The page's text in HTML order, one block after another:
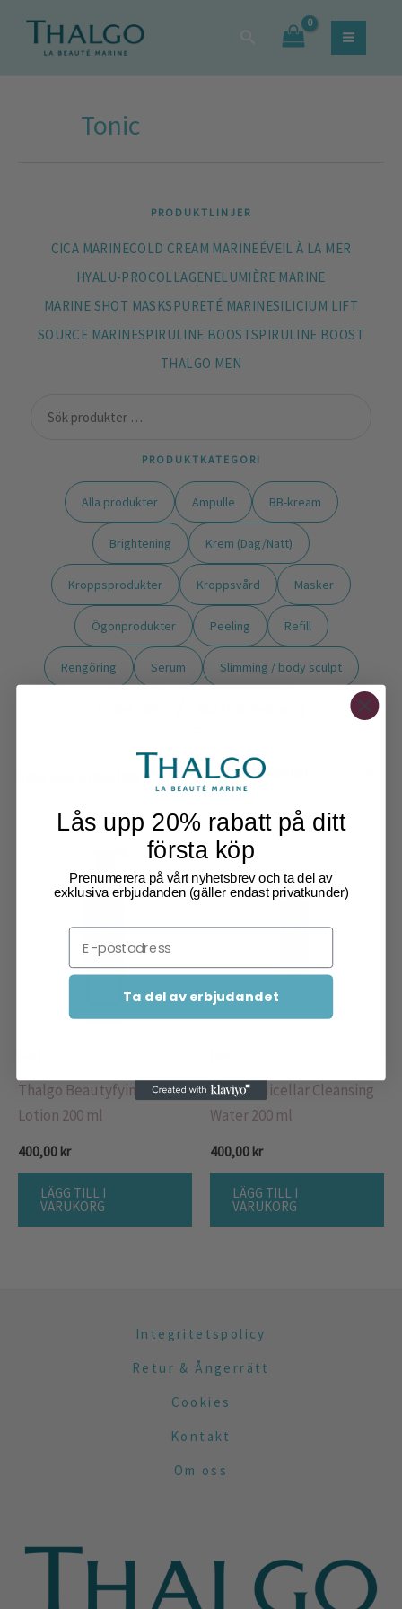
innehåll
Tonic
PRODUKTLINJER
CICA MARINECOLD CREAM MARINEÉVEIL À LA MER
HYALU-PROCOLLAGENELUMIÈRE MARINE
MARINE SHOT MASKS PURETÉ MARINESILICIUM LIFT
SOURCE MARINESPIRULINE BOOSTSPIRULINE BOOST
THALGO MEN
efter:
PRODUKTKATEGORI
Alla produkter Ampulle BB-kream
Brightening Krem (Dag/Natt)
Kroppsprodukter Kroppsvård Masker
Ögonprodukter Peeling Refill
Rengöring Serum Slimming / body sculpt
efter
popularitet
Thalgo Beautyfying Tonic
Lotion 200 ml
400,00 kr
LÄGG TILL I
VARUKORG
Thalgo Micellar Cleansing
Water 200 ml
400,00 kr
LÄGG TILL I
VARUKORG
Integritetspolicy
Retur & Ångerrätt
Cookies
Kontakt
Om oss
Lås upp 20% rabatt på ditt
första köp
Prenumerera på vårt nyhetsbrev och ta del av
exklusiva erbjudanden (gäller endast privatkunder)
Email
Ta del av erbjudandet